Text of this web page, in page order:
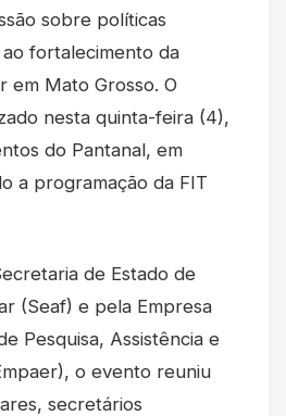
sobre políticas
fortalecimento da
em Mato Grosso. O
nesta quinta-feira (4),
do Pantanal, em
a programação da FIT
de Estado de
(Seaf) e pela Empresa
Pesquisa, Assistência e
o evento reuniu
secretários